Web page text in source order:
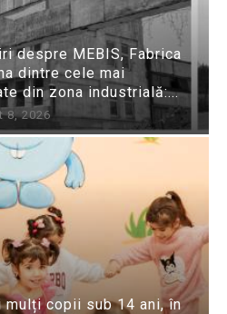
despre MEBIS, Fabrica
dintre cele mai
din zona industrială:...
8, 2026
copii sub 14 ani, în